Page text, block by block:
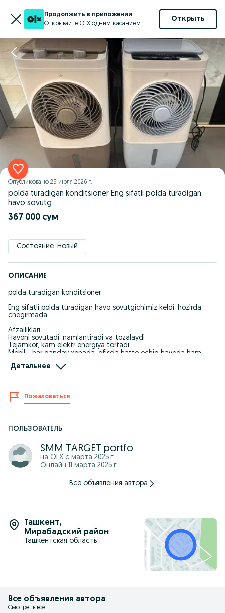
Продолжить в приложении
Открывайте OLX одним касанием
Открыть
Опубликовано 25 июля 2026 г.
polda turadigan konditsioner Eng sifatli polda turadigan
havo sovutg
367 000 сум
Состояние: Новый
ОПИСАНИЕ
polda turadigan konditsioner
Eng sifatli polda turadigan havo sovutgichimiz keldi, hozirda
chegirmada
Afzalliklari:
Havoni sovutadi, namlantiradi va tozalaydi
Tejamkor, kam elektr energiya tortadi
Mobil - har qanday xonada, ofisda hatto ochiq havoda ham
5L suv idishi mavjud - 12 soatgacha salqinlantiradi
To'lovni mahsulotni qo'lingizga olganda qilasiz
Mahsulot narxi: 367.000 so'm
Детальнее
Пожаловаться
ПОЛЬЗОВАТЕЛЬ
SMM TARGET portfo
на OLX с марта 2025 г.
Онлайн 11 марта 2025 г.
Все объявления автора
Ташкент,
Мирабадский район
Ташкентская область
Все объявления автора
Смотреть все